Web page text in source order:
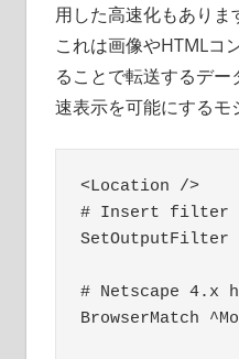
用した高速化もありま
これは画像やHTMLコ
ることで転送するデ
速表示を可能にするモ
<Location />
# Insert filter
SetOutputFilter
# Netscape 4.x
BrowserMatch